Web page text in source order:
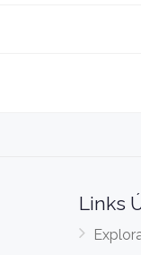
Links